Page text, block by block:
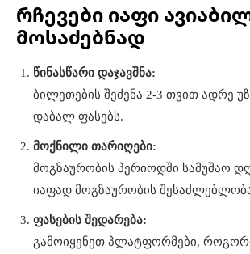
რჩევები იაფი
მოსაძებნად
წინასწარი დაჯავშნა:
ბილეთების შეძენა 2-3 თვით ადრე
დაბალ ფასებს.
მოქნილი თარიღები:
მოგზაურობის პერიოდში სამუშაო
იაფად მოგზაურობის
ფასების შედარება:
გამოიყენეთ პლატფორმები,